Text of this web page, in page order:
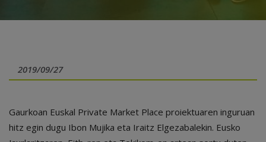
2019/09/27
Gaurkoan Euskal Private Market Place proiektuaren inguruan
hitz egin dugu Ibon Mujika eta Iraitz Elgezabalekin. Eusko